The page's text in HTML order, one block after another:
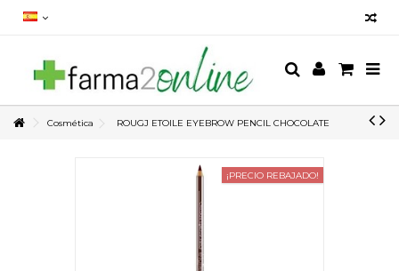
Cosmética ROUGJ ETOILE EYEBROW PENCIL CHOCOLATE
¡PRECIO REBAJADO!